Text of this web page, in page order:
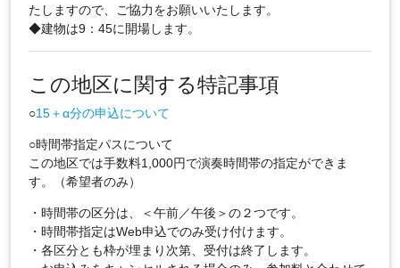
たしますので、ご協力をお願いいたします。
◆建物は9：45に開場します。
この地区に関する特記事項
○15＋α分の申込について
○時間帯指定パスについて
この地区では手数料1,000円で演奏時間帯の指定ができま
す。（希望者のみ）
・時間帯の区分は、＜午前／午後＞の２つです。
・時間帯指定はWeb申込でのみ受け付けます。
・各区分とも枠が埋まり次第、受付は終了します。